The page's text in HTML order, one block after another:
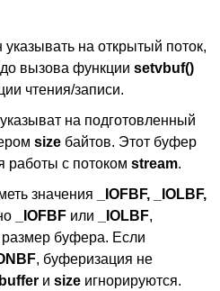
указывать на открытый поток,
вызова функции setvbuf()
чтения/записи.
на подготовленный
size байтов. Этот буфер
работы с потоком stream.
значения _IOFBF, _IOLBF,
_IOFBF или _IOLBF,
размер буфера. Если
, буферизация не
buffer и size игнорируются.